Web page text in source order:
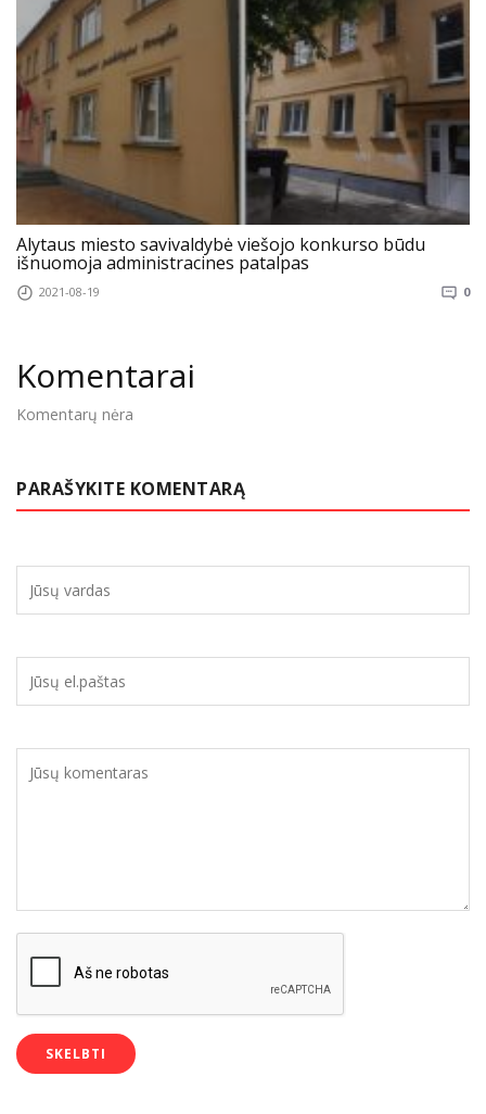
Alytaus miesto savivaldybė viešojo konkurso būdu
išnuomoja administracines patalpas
2021-08-19 0
Komentarai
Komentarų nėra
PARAŠYKITE KOMENTARĄ